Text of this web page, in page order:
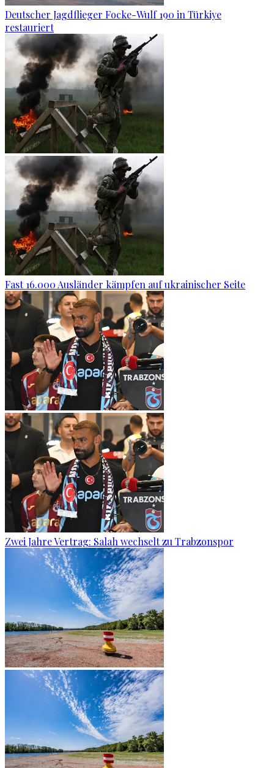
Deutscher Jagdflieger Focke-Wulf 190 in Türkiye
restauriert
Fast 16.000 Ausländer kämpfen auf ukrainischer Seite
Zwei Jahre Vertrag: Salah wechselt zu Trabzonspor